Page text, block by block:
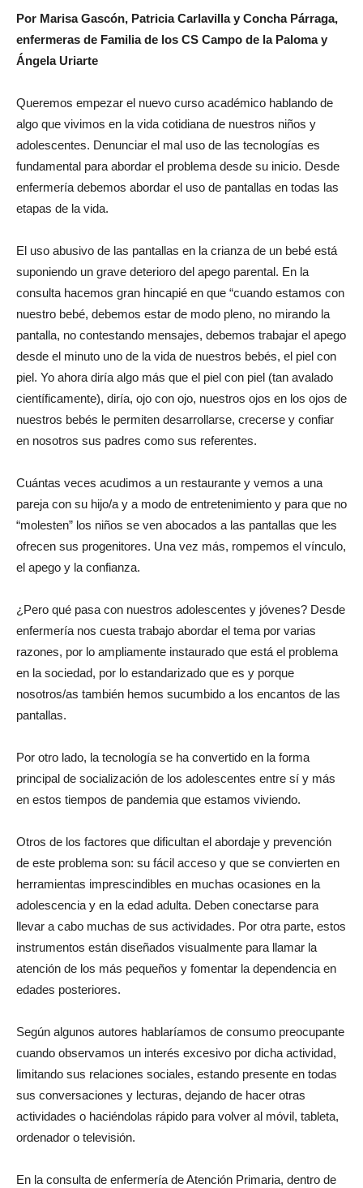
Por Marisa Gascón, Patricia Carlavilla y Concha Párraga,
enfermeras de Familia de los CS Campo de la Paloma y
Ángela Uriarte
Queremos empezar el nuevo curso académico hablando de
algo que vivimos en la vida cotidiana de nuestros niños y
adolescentes. Denunciar el mal uso de las tecnologías es
fundamental para abordar el problema desde su inicio. Desde
enfermería debemos abordar el uso de pantallas en todas las
etapas de la vida.
El uso abusivo de las pantallas en la crianza de un bebé está
suponiendo un grave deterioro del apego parental. En la
consulta hacemos gran hincapié en que “cuando estamos con
nuestro bebé, debemos estar de modo pleno, no mirando la
pantalla, no contestando mensajes, debemos trabajar el apego
desde el minuto uno de la vida de nuestros bebés, el piel con
piel. Yo ahora diría algo más que el piel con piel (tan avalado
científicamente), diría, ojo con ojo, nuestros ojos en los ojos de
nuestros bebés le permiten desarrollarse, crecerse y confiar
en nosotros sus padres como sus referentes.
Cuántas veces acudimos a un restaurante y vemos a una
pareja con su hijo/a y a modo de entretenimiento y para que no
“molesten” los niños se ven abocados a las pantallas que les
ofrecen sus progenitores. Una vez más, rompemos el vínculo,
el apego y la confianza.
¿Pero qué pasa con nuestros adolescentes y jóvenes? Desde
enfermería nos cuesta trabajo abordar el tema por varias
razones, por lo ampliamente instaurado que está el problema
en la sociedad, por lo estandarizado que es y porque
nosotros/as también hemos sucumbido a los encantos de las
pantallas.
Por otro lado, la tecnología se ha convertido en la forma
principal de socialización de los adolescentes entre sí y más
en estos tiempos de pandemia que estamos viviendo.
Otros de los factores que dificultan el abordaje y prevención
de este problema son: su fácil acceso y que se convierten en
herramientas imprescindibles en muchas ocasiones en la
adolescencia y en la edad adulta. Deben conectarse para
llevar a cabo muchas de sus actividades. Por otra parte, estos
instrumentos están diseñados visualmente para llamar la
atención de los más pequeños y fomentar la dependencia en
edades posteriores.
Según algunos autores hablaríamos de consumo preocupante
cuando observamos un interés excesivo por dicha actividad,
limitando sus relaciones sociales, estando presente en todas
sus conversaciones y lecturas, dejando de hacer otras
actividades o haciéndolas rápido para volver al móvil, tableta,
ordenador o televisión.
En la consulta de enfermería de Atención Primaria, dentro de